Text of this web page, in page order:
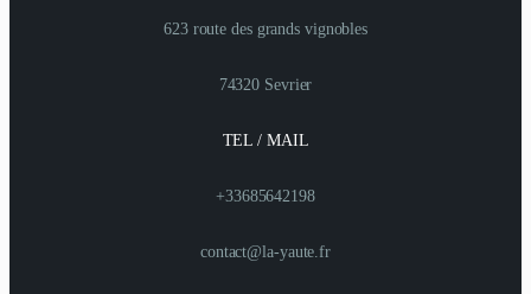
623 route des grands vignobles
74320 Sevrier
TEL / MAIL
+33685642198
contact@la-yaute.fr